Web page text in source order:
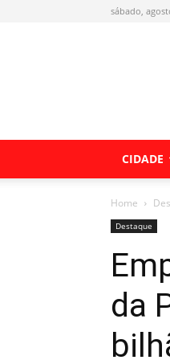
sábado,
CIDADE
Home
Destaque
da